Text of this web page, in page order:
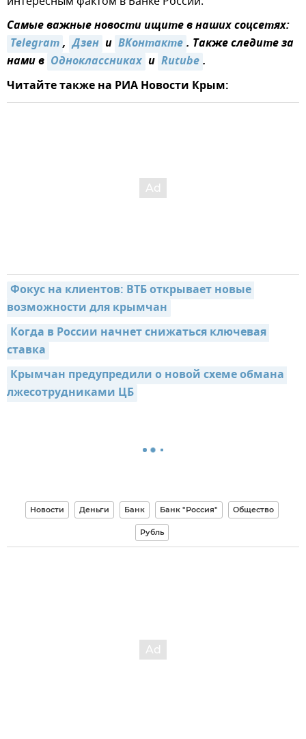
Самые важные новости ищите в наших соцсетях:
Telegram, Дзен и ВКонтакте. Также следите за
нами в Одноклассниках и Rutube.
Читайте также на РИА Новости Крым:
Фокус на клиентов: ВТБ открывает новые
возможности для крымчан
Когда в России начнет снижаться ключевая
ставка
Крымчан предупредили о новой схеме обмана
лжесотрудниками ЦБ
Новости Деньги Банк Банк "Россия" Общество
Рубль